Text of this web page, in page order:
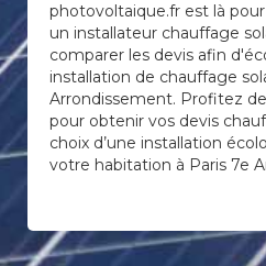
photovoltaique.fr est là
un installateur chauffage
comparer les devis afin
installation de chauffage
Arrondissement. Profitez
pour obtenir vos devis
choix d’une installation
votre habitation à Paris 7e